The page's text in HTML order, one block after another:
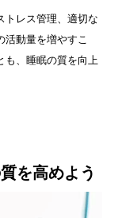
トレス管理、適切な
活動量を増やすこ
も、睡眠の質を向上
を高めよう